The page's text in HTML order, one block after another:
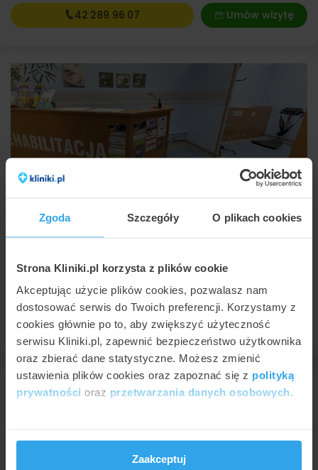
Zgoda Szczegóły O plikach cookies
Strona Kliniki.pl korzysta z plików cookie
Akceptując użycie plików cookies, pozwalasz nam
dostosować serwis do Twoich preferencji. Korzystamy z
cookies głównie po to, aby zwiększyć użyteczność
serwisu Kliniki.pl, zapewnić bezpieczeństwo użytkownika
oraz zbierać dane statystyczne. Możesz zmienić
ustawienia plików cookies oraz zapoznać się z polityką
prywatności oraz przetwarzania danych osobowych.
i reklam, aby oferować funkcje społecznościowe i
analizować ruch w naszej witrynie. Informacje o tym, jak
Zaakceptuj
Umów wizytę
42 289 96 07
Robmed
9,3•Znakomita 60 opinii
Specjalizujemy się w przeprowadzaniu zabiegów masażu,
wykorzystując przy tym jego zróżnicowane techniki. Ponadto
wykonujemy zabiegi z zakresu fizjoterapii, między innymi…
Umów wizytę
42 289 95 34